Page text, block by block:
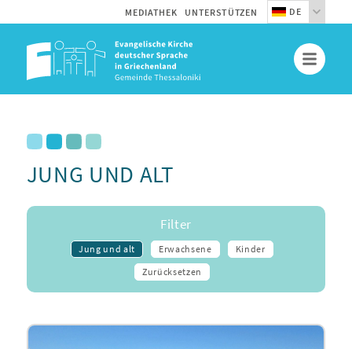
MEDIATHEK UNTERSTÜTZEN DE
JUNG UND ALT
Filter
Jung und alt Erwachsene
Kinder
Zurücksetzen